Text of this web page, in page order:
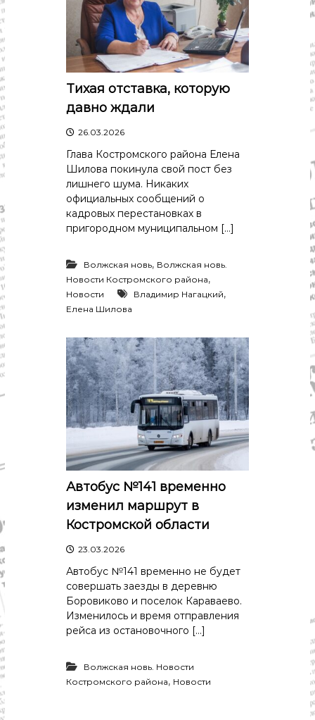
Тихая отставка, которую
давно ждали
26.03.2026
Глава Костромского района Елена
Шилова покинула свой пост без
лишнего шума. Никаких
официальных сообщений о
кадровых перестановках в
пригородном муниципальном […]
Волжская новь, Волжская новь.
Новости Костромского района,
Новости Владимир Нагацкий,
Елена Шилова
Автобус №141 временно
изменил маршрут в
Костромской области
23.03.2026
Автобус №141 временно не будет
совершать заезды в деревню
Боровиково и поселок Караваево.
Изменилось и время отправления
рейса из остановочного […]
Волжская новь. Новости
Костромского района, Новости